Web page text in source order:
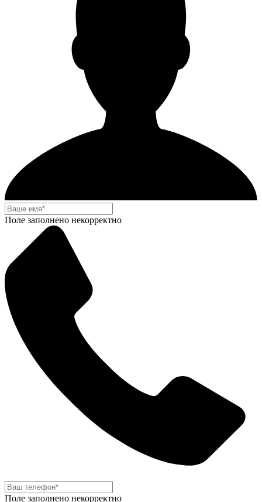
Поле заполнено некорректно
Поле заполнено некорректно